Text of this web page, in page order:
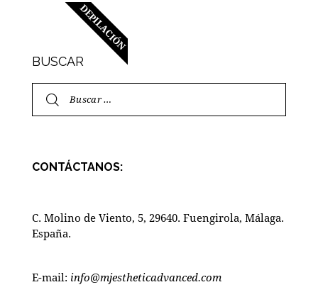
DEPILACIÓN
BUSCAR
CONTÁCTANOS:
C. Molino de Viento, 5, 29640. Fuengirola, Málaga.
España.
E-mail: info@mjestheticadvanced.com